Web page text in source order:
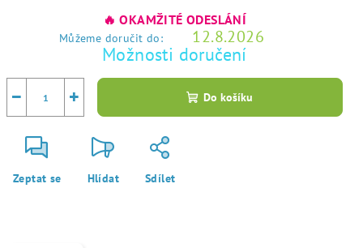
🔥 OKAMŽITÉ ODESLÁNÍ
Můžeme doručit do: 12.8.2026
Možnosti doručení
+
− Do košíku
Zeptat se Hlídat Sdílet